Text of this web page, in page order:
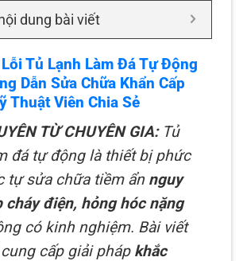
dung bài viết
Tủ Lạnh Làm Đá Tự Động
Dẫn Sửa Chữa Khẩn Cấp
Thuật Viên Chia Sẻ
TỪ CHUYÊN GIA:Tủ
đá tự động là thiết bị phức
tự sửa chữa tiềm ẩn nguy
cháy điện, hỏng hóc nặng
có kinh nghiệm. Bài viết
cấp giải pháp khắc